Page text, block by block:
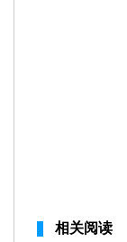
相关阅读